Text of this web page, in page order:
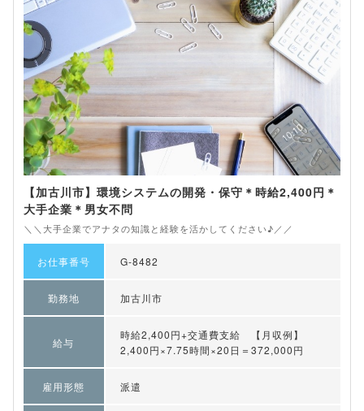
【加古川市】環境システムの開発・保守＊時給2,400円＊
大手企業＊男女不問
＼＼大手企業でアナタの知識と経験を活かしてください♪／／
お仕事番号 G-8482
勤務地 加古川市
給与
時給2,400円+交通費支給 【月収例】
2,400円×7.75時間×20日＝372,000円
雇用形態 派遣